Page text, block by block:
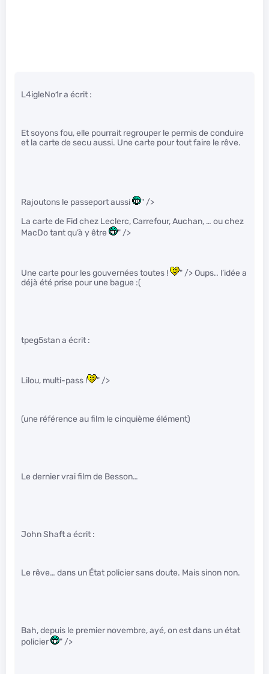
L4igleNo1r a écrit :
Et soyons fou, elle pourrait regrouper le permis de conduire
et la carte de secu aussi. Une carte pour tout faire le rêve.
Rajoutons le passeport aussi
" />
La carte de Fid chez Leclerc, Carrefour, Auchan, … ou chez
MacDo tant qu’à y être
" />
Une carte pour les gouvernées toutes !
" /> Oups.. l’idée a
déjà été prise pour une bague :(
tpeg5stan a écrit :
Lilou, multi-pass ! " />
(une référence au film le cinquième élément)
Le dernier vrai film de Besson…
John Shaft a écrit :
Le rêve… dans un État policier sans doute. Mais sinon non.
Bah, depuis le premier novembre, ayé, on est dans un état
policier
" />